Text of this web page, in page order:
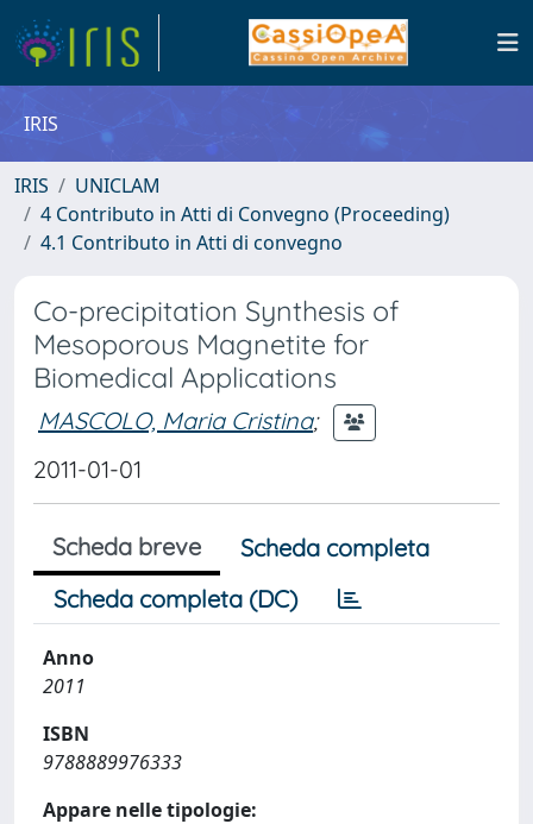
IRIS
IRIS
UNICLAM
4 Contributo in Atti di Convegno (Proceeding)
4.1 Contributo in Atti di convegno
Co-precipitation Synthesis of
Mesoporous Magnetite for
Biomedical Applications
MASCOLO, Maria Cristina;
2011-01-01
Scheda breve
Scheda completa
Scheda completa (DC)
Anno
2011
ISBN
9788889976333
Appare nelle tipologie: